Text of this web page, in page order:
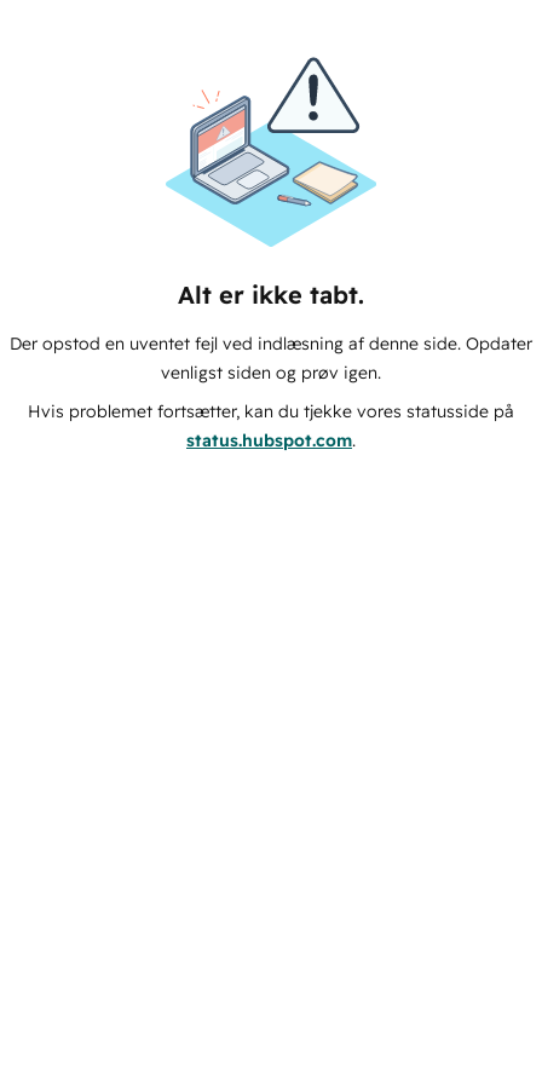
Alt er ikke tabt.
Der opstod en uventet fejl ved indlæsning af denne side. Opdater
venligst siden og prøv igen.
Hvis problemet fortsætter, kan du tjekke vores statusside på
status.hubspot.com.